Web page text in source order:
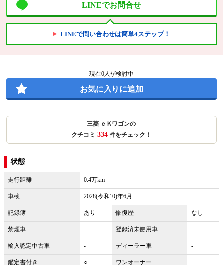
LINEでお問合せ
LINEで問い合わせは簡単4ステップ！
現在0人が検討中
お気に入りに追加
三菱 ｅＫワゴンの
クチコミ 334 件をチェック！
状態
走行距離 0.4万km
車検 2028(令和10)年6月
記録簿 あり 修復歴 なし
禁煙車 - 登録済未使用車 -
輸入認定中古車 - ディーラー車 -
鑑定書付き ○ ワンオーナー -